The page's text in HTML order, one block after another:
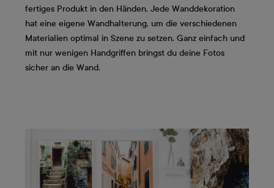
fertiges Produkt in den Händen. Jede Wanddekoration
hat eine eigene Wandhalterung, um die verschiedenen
Materialien optimal in Szene zu setzen. Ganz einfach und
mit nur wenigen Handgriffen bringst du deine Fotos
sicher an die Wand.